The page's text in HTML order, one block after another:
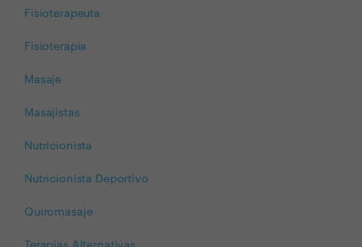
Fisioterapeuta
Fisioterapia
Masaje
Masajistas
Nutricionista
Nutricionista Deportivo
Quiromasaje